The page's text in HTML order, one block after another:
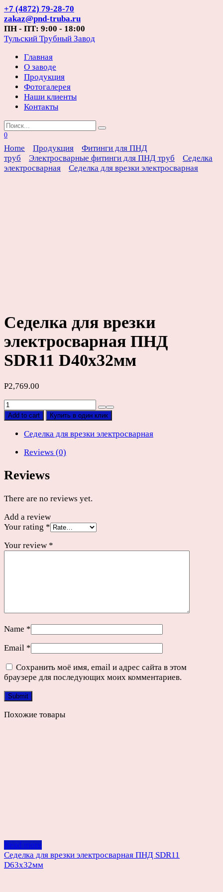
Перейти
к
содержанию
+7 (4872) 79-28-70
zakaz@pnd-truba.ru
ПН - ПТ: 9:00 - 18:00
Тульский Трубный Завод
Главная
О заводе
Продукция
Фотогалерея
Наши клиенты
Контакты
Search
for:
0
Home Продукция
Фитинги для ПНД
труб
Электросварные фитинги для ПНД труб
Седелка
электросварная
Седелка для врезки электросварная
Седелка для врезки
электросварная ПНД
SDR11 D40х32мм
Р2,769.00
Седелка
для
электросварная
SDR11
quantity
Add to cart Купить в один клик
Седелка для врезки электросварная
Reviews (0)
Reviews
There are no reviews yet.
Add a review
Your rating *
Your review *
Name *
Email *
Сохранить моё имя, email и адрес сайта в этом
браузере для последующих моих комментариев.
Похожие товары
Read more
Седелка для врезки электросварная ПНД SDR11
D63х32мм